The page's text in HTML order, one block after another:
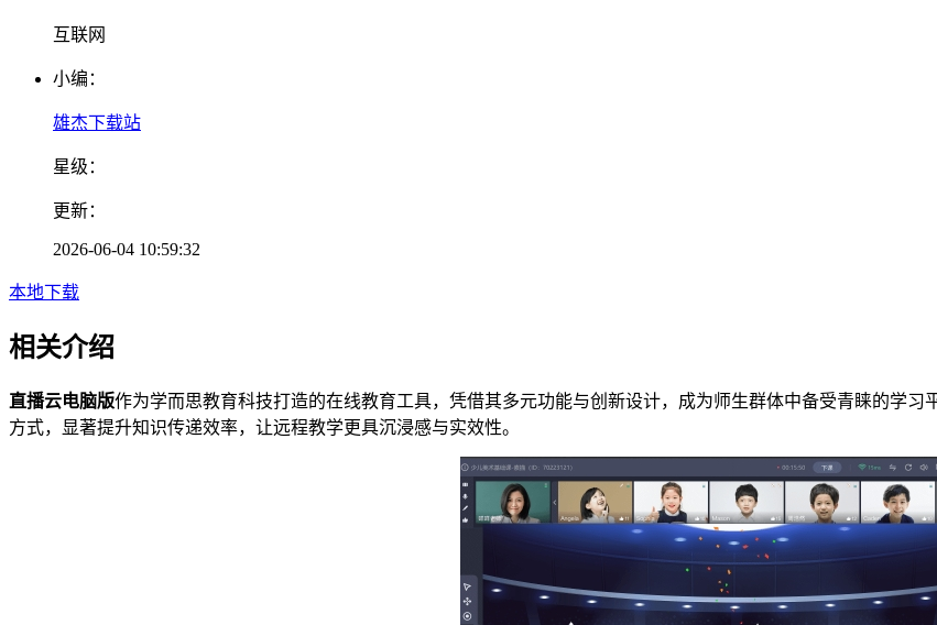
互联网
小编：
雄杰下载站
星级：
更新：
2026-06-04 10:59:32
本地下载
相关介绍
直播云电脑版作为学而思教育科技打造的在线教育工具，凭借其多元功能与创新设计，成为师生群体中备受青睐的学
方式，显著提升知识传递效率，让远程教学更具沉浸感与实效性。